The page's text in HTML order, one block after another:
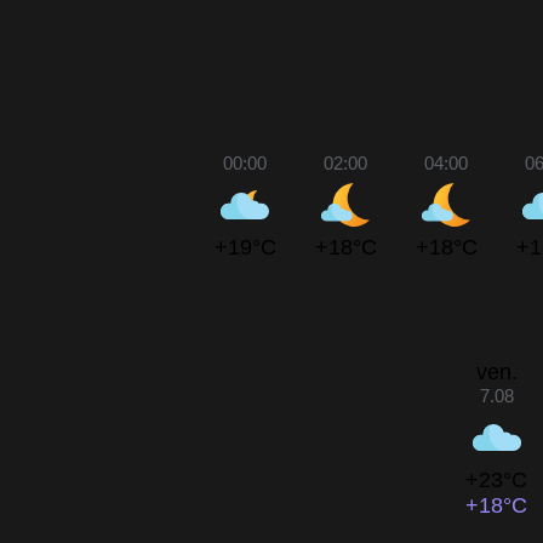
00:00
+19°C
02:00
+18°C
04:00
+18°C
ven.
7.08
+23°C
+18°C